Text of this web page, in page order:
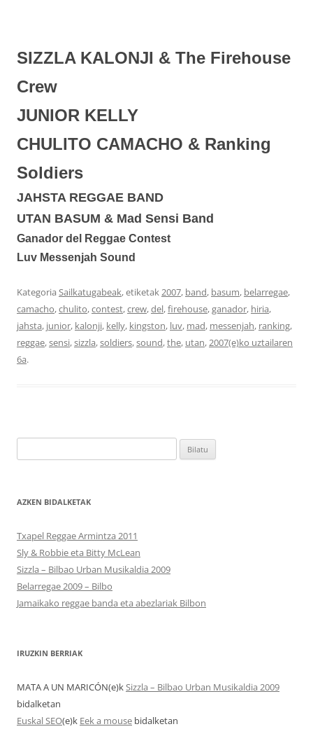
SIZZLA KALONJI & The Firehouse
Crew
JUNIOR KELLY
CHULITO CAMACHO & Ranking
Soldiers
JAHSTA REGGAE BAND
UTAN BASUM & Mad Sensi Band
Ganador del Reggae Contest
Luv Messenjah Sound
Kategoria Sailkatugabeak, etiketak2007, band, basum, belarregae,
camacho,chulito,contest,crew,del,firehouse,ganador, hiria,
jahsta, junior, kalonji, kelly, kingston, luv, mad, messenjah, ranking,
reggae,sensi,sizzla,soldiers,sound,the, utan,2007(e)ko uztailaren
6a.
AZKEN BIDALKETAK
Txapel Reggae Armintza 2011
Sly & Robbie eta Bitty McLean
Sizzla – Bilbao Urban Musikaldia 2009
Belarregae 2009 – Bilbo
Jamaikako reggae banda eta abezlariak Bilbon
IRUZKIN BERRIAK
MATA A UN MARICÓN(e)kSizzla – Bilbao Urban Musikaldia 2009
bidalketan
Euskal SEO(e)k Eek a mouse bidalketan